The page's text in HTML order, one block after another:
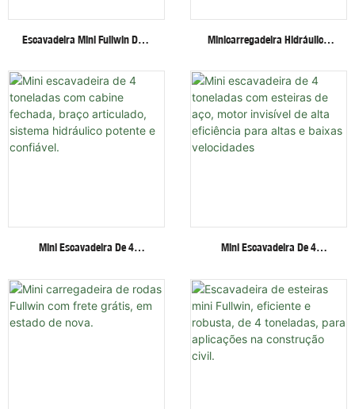
Escavadeira Mini Fullwin De 3
Multifuncionais - Escavadeira
De Esteiras
Minicarregadeira Hidráulica
Rodas/esteiras E Diversos
Acessórios.
Mini Escavadeira De 4
Fechada, Braço Articulado,
Sistema Hidráulico Potente E
Confiável.
Mini Escavadeira De 4
Aço, Motor Invisível De Alta
Eficiência Para Altas E Baixas
Velocidades